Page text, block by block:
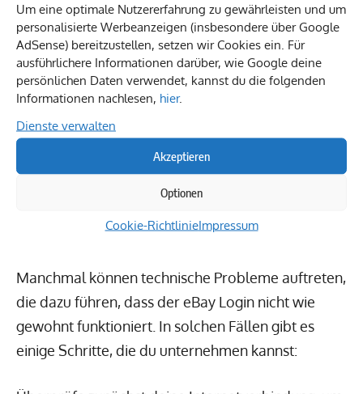
Um eine optimale Nutzererfahrung zu gewährleisten und um
personalisierte Werbeanzeigen (insbesondere über Google
AdSense) bereitzustellen, setzen wir Cookies ein. Für
ausführlichere Informationen darüber, wie Google deine
persönlichen Daten verwendet, kannst du die folgenden
Informationen nachlesen, hier.
Dienste verwalten
Akzeptieren
Optionen
Cookie-RichtlinieImpressum
dir keine Sorgen machen. Klicke einfach auf
„Passwort vergessen?“ auf der Anmeldeseite und
folge den Anweisungen. Du wirst aufgefordert,
deine E-Mail-Adresse oder deinen Benutzernamen
anzugeben. Anschließend erhältst du eine E-Mail
mit einem Link, über den du dein Passwort
Was tun, wenn der eBay Login nicht
funktioniert?
Manchmal können technische Probleme auftreten,
die dazu führen, dass der eBay Login nicht wie
gewohnt funktioniert. In solchen Fällen gibt es
einige Schritte, die du unternehmen kannst: